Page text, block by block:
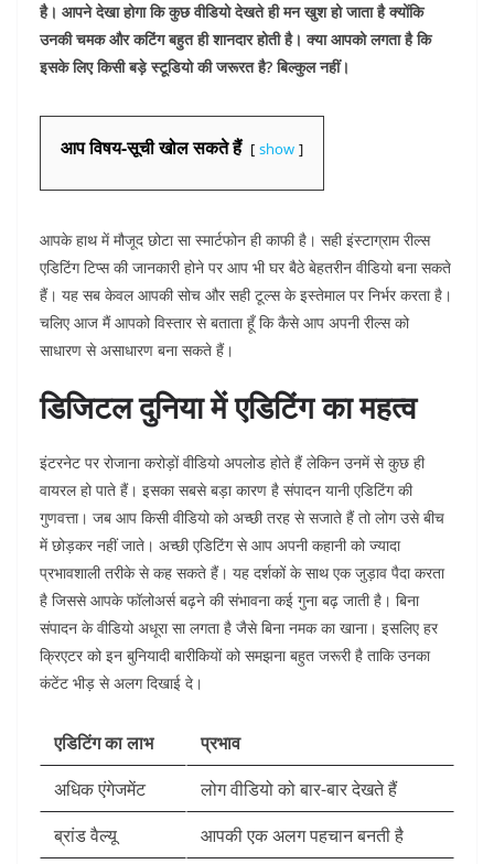
है। आपने देखा होगा कि कुछ वीडियो देखते ही मन खुश हो जाता है क्योंकि
उनकी चमक और कटिंग बहुत ही शानदार होती है। क्या आपको लगता है कि
इसके लिए किसी बड़े स्टूडियो की जरूरत है? बिल्कुल नहीं।
आप विषय-सूची खोल सकते हैं show
आपके हाथ में मौजूद छोटा सा स्मार्टफोन ही काफी है। सही इंस्टाग्राम रील्स
एडिटिंग टिप्सकी जानकारी होने पर आप भी घर बैठे बेहतरीन वीडियो बना सकते
हैं। यह सब केवल आपकी सोच और सही टूल्स के इस्तेमाल पर निर्भर करता है।
चलिए आज मैं आपको विस्तार से बताता हूँ कि कैसे आप अपनी रील्स को
साधारण से असाधारण बना सकते हैं।
डिजिटल दुनिया में एडिटिंग का महत्व
इंटरनेट पर रोजाना करोड़ों वीडियो अपलोड होते हैं लेकिन उनमें से कुछ ही
वायरल हो पाते हैं। इसका सबसे बड़ा कारण है संपादन यानी एडिटिंग की
गुणवत्ता। जब आप किसी वीडियो को अच्छी तरह से सजाते हैं तो लोग उसे बीच
में छोड़कर नहीं जाते। अच्छी एडिटिंग से आप अपनी कहानी को ज्यादा
प्रभावशाली तरीके से कह सकते हैं। यह दर्शकों के साथ एक जुड़ाव पैदा करता
है जिससे आपके फॉलोअर्स बढ़ने की संभावना कई गुना बढ़ जाती है। बिना
संपादन के वीडियो अधूरा सा लगता है जैसे बिना नमक का खाना। इसलिए हर
क्रिएटर को इन बुनियादी बारीकियों को समझना बहुत जरूरी है ताकि उनका
कंटेंट भीड़ से अलग दिखाई दे।
एडिटिंग का लाभ
प्रभाव
अधिक एंगेजमेंट
लोग वीडियो को बार-बार देखते हैं
ब्रांड वैल्यू
आपकी एक अलग पहचान बनती है